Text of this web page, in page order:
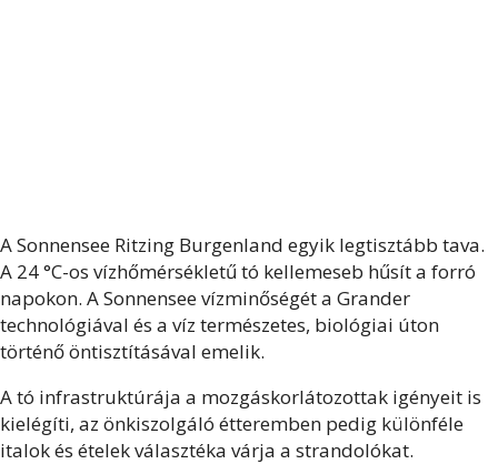
A Sonnensee Ritzing Burgenland egyik legtisztább tava.
A 24 °C-os vízhőmérsékletű tó kellemeseb hűsít a forró
napokon. A Sonnensee vízminőségét a Grander
technológiával és a víz természetes, biológiai úton
történő öntisztításával emelik.
A tó infrastruktúrája a mozgáskorlátozottak igényeit is
kielégíti, az önkiszolgáló étteremben pedig különféle
italok és ételek választéka várja a strandolókat.